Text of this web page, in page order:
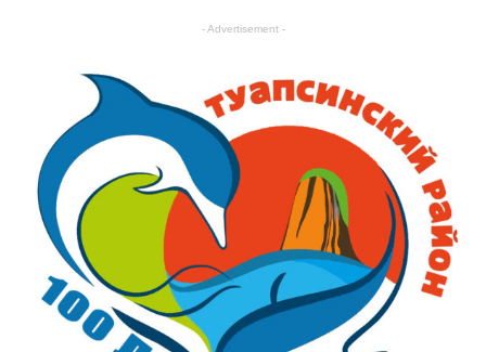
- Advertisement -